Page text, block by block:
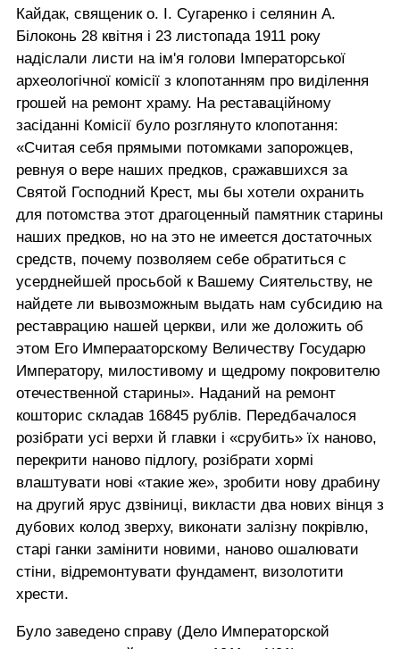
Кайдак, священик о. І. Cyгаpeнко і селянин А.
Білоконь 28 квітня і 23 листопада 1911 року
надіслали листи на ім'я голови Імператорської
археологічної комісії з клопотанням про виділення
грошей на ремонт храму. На реставаційному
засіданні Комісії було розглянуто клопотання:
«Считая себя прямыми потомками запорожцев,
ревнуя о вере наших предков, сражавшихся за
Святой Господний Крест, мы бы хотели охранить
для потомства этот драгоценный памятник старины
наших предков, но на это не имеется достаточных
средств, почему позволяем себе обратиться с
усерднейшей просьбой к Вашему Сиятельству, не
найдете ли вывозможным выдать нам субсидию на
реставрацию нашей церкви, или же доложить об
этом Его Имперааторскому Величеству Государю
Императору, милостивому и щедрому покровителю
отечественной старины». Наданий на ремонт
кошторис складав 16845 рублів. Передбачалося
розібрати усі верхи й главки і «срубить» їх наново,
перекрити наново підлогу, розібрати хормі
влаштувати нові «такие же», зробити нову драбину
на другий ярус дзвіниці, викласти два нових вінця з
дубових колод зверху, виконати залізну покрівлю,
старі ганки замінити новими, наново ошалювати
стіни, відремонтувати фундамент, визолотити
хрести.
Було заведено справу (Дело Императорской